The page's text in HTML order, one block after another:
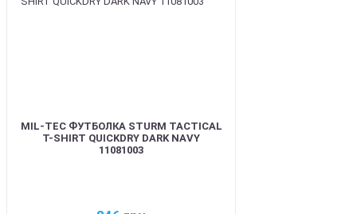
MIL-TEC ФУТБОЛКА STURM TACTICAL
T-SHIRT QUICKDRY DARK NAVY
11081003